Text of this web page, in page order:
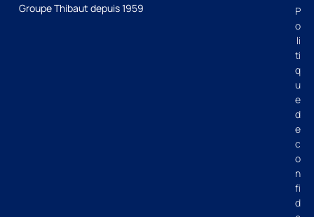
Groupe Thibaut depuis 1959
P
o
li
ti
q
u
e
d
e
c
o
n
fi
d